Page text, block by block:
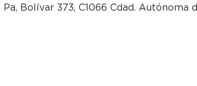
Bolívar 373, C1066 Cdad. Autónoma